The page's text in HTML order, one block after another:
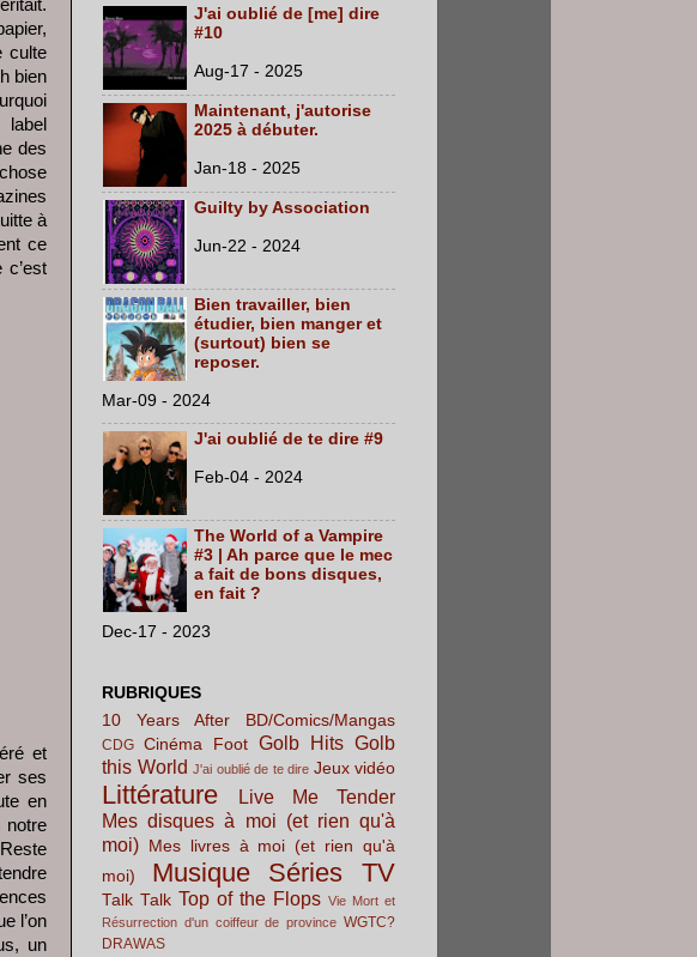
culte
bien
label
des
à
ce
et
ses
en
notre
l’on
un
J'ai oublié de [me] dire
#10
Aug-17 - 2025
Maintenant, j'autorise
2025 à débuter.
Jan-18 - 2025
Guilty by Association
Jun-22 - 2024
Bien travailler, bien
étudier, bien manger et
(surtout) bien se
reposer.
Mar-09 - 2024
J'ai oublié de te dire #9
Feb-04 - 2024
The World of a Vampire
#3 | Ah parce que le mec
a fait de bons disques,
en fait ?
Dec-17 - 2023
RUBRIQUES
10 Years After
BD/Comics/Mangas
CDG Cinéma Foot Golb Hits Golb
this World J'ai oublié de te dire Jeux vidéo
Littérature
Live Me Tender
Mes disques à moi (et rien qu'à
moi) Mes livres à moi (et rien qu'à
moi)
Musique Séries TV
Talk Talk Top of the Flops Vie Mort et
Résurrection d'un coiffeur de province WGTC?
DRAWAS